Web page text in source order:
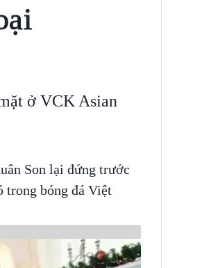
ở VCK Asian
Son lại đứng trước
trong bóng đá Việt